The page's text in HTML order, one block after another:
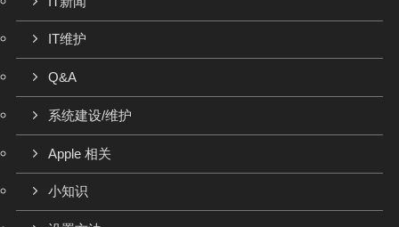
IT维护
Q&A
系统建设/维护
Apple 相关
小知识